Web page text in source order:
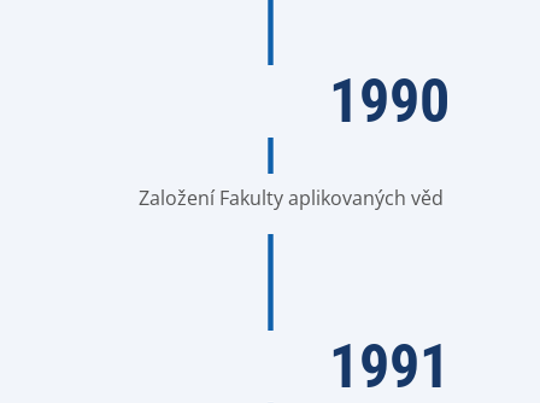
1990
Založení Fakulty aplikovaných věd
1991